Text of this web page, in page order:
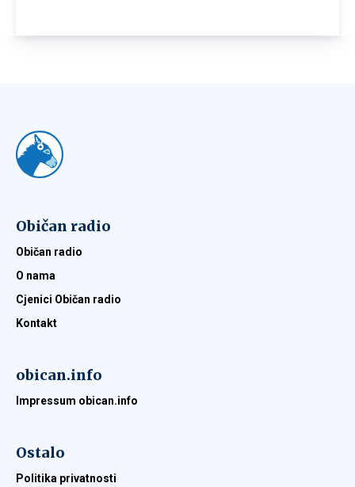
Običan radio
Običan radio
O nama
Cjenici Običan radio
Kontakt
obican.info
Impressum obican.info
Ostalo
Politika privatnosti